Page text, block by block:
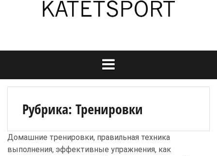
Рубрика: Тренировки
Домашние тренировки, правильная техника
выполнения, эффективные упражнения, как